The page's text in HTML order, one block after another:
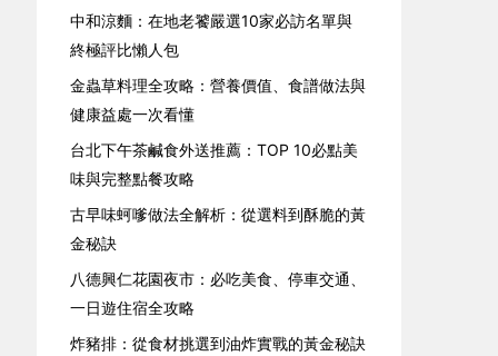
中和涼麵：在地老饕嚴選10家必訪名單與
終極評比懶人包
金蟲草料理全攻略：營養價值、食譜做法與
健康益處一次看懂
台北下午茶鹹食外送推薦：TOP 10必點美
味與完整點餐攻略
古早味蚵嗲做法全解析：從選料到酥脆的黃
金秘訣
八德興仁花園夜市：必吃美食、停車交通、
一日遊住宿全攻略
炸豬排：從食材挑選到油炸實戰的黃金秘訣